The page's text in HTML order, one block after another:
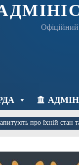
про їхній стан